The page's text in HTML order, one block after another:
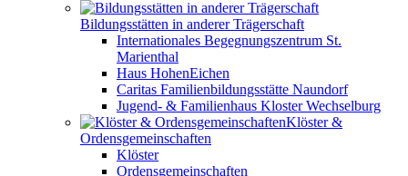
Bildungsstätten in anderer Trägerschaft
Internationales Begegnungszentrum St.
Marienthal
Haus HohenEichen
Caritas Familienbildungsstätte Naundorf
Jugend- & Familienhaus Kloster Wechselburg
Klöster &
Ordensgemeinschaften
Klöster
Ordensgemeinschaften